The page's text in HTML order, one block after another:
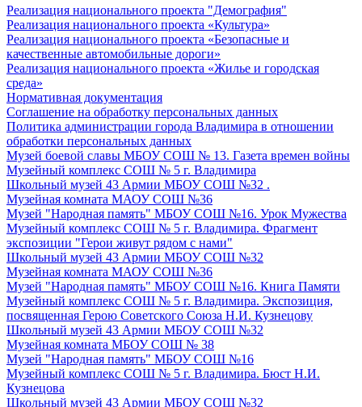
Реализация национального проекта "Демография"
Реализация национального проекта «Культура»
Реализация национального проекта «Безопасные и
качественные автомобильные дороги»
Реализация национального проекта «Жилье и городская
среда»
Нормативная документация
Соглашение на обработку персональных данных
Политика администрации города Владимира в отношении
обработки персональных данных
Музей боевой славы МБОУ СОШ № 13. Газета времен войны
Музейный комплекс СОШ № 5 г. Владимира
Школьный музей 43 Армии МБОУ СОШ №32 .
Музейная комната МАОУ СОШ №36
Музей "Народная память" МБОУ СОШ №16. Урок Мужества
Музейный комплекс СОШ № 5 г. Владимира. Фрагмент
экспозиции "Герои живут рядом с нами"
Школьный музей 43 Армии МБОУ СОШ №32
Музейная комната МАОУ СОШ №36
Музей "Народная память" МБОУ СОШ №16. Книга Памяти
Музейный комплекс СОШ № 5 г. Владимира. Экспозиция,
посвященная Герою Советского Союза Н.И. Кузнецову
Школьный музей 43 Армии МБОУ СОШ №32
Музейная комната МБОУ СОШ № 38
Музей "Народная память" МБОУ СОШ №16
Музейный комплекс СОШ № 5 г. Владимира. Бюст Н.И.
Кузнецова
Школьный музей 43 Армии МБОУ СОШ №32